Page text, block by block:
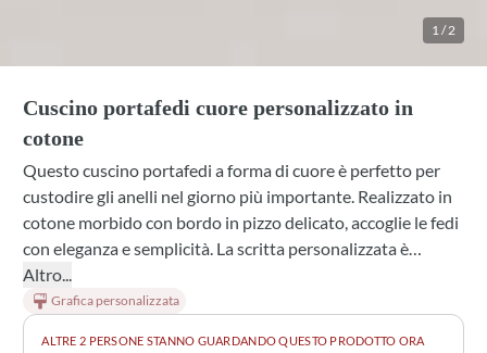
1 /2
Cuscino portafedi cuore personalizzato in
cotone
Questo cuscino portafedi a forma di cuore è perfetto per
custodire gli anelli nel giorno più importante. Realizzato in
cotone morbido con bordo in pizzo delicato, accoglie le fedi
con eleganza e semplicità. La scritta personalizzata è
stampata direttamente sul tessuto, rendendo ogni pezzo
unico e indimenticabile. Disponibile in diverse tonalità e
con nastri di lino o pizzo per appenderlo dove preferisci.
Altro...
Grafica personalizzata
ALTRE 2 PERSONE STANNO GUARDANDO QUESTO PRODOTTO ORA